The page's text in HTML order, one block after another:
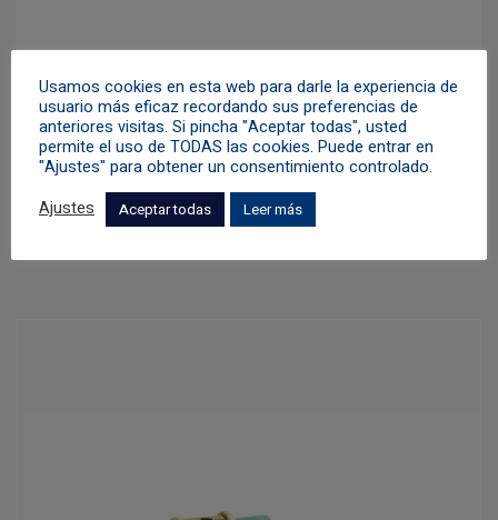
Anillo «Camino 4»
Anillos,Azul,Oro Blanco,Zircón
Usamos cookies en esta web para darle la experiencia de
usuario más eficaz recordando sus preferencias de
anteriores visitas. Si pincha "Aceptar todas", usted
permite el uso de TODAS las cookies. Puede entrar en
"Ajustes" para obtener un consentimiento controlado.
Ajustes
Aceptar todas Leer más